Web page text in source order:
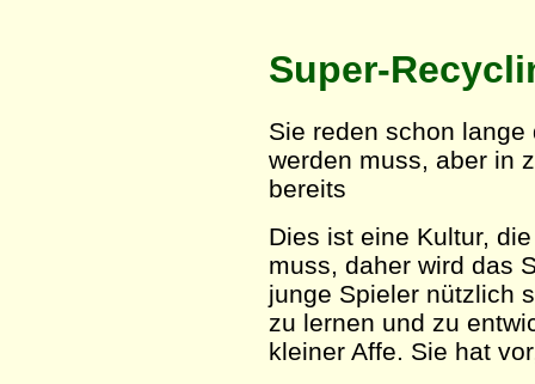
Super-
Sie reden schon
werden muss, aber in
bereits
Dies ist eine Kultur,
muss, daher wird das
junge Spieler nützlich
zu lernen und zu
kleiner Affe. Sie hat